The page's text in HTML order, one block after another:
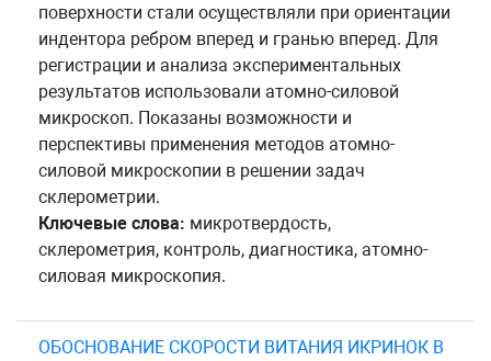
поверхности стали осуществляли при ориентации
индентора ребром вперед и гранью вперед. Для
регистрации и анализа экспериментальных
результатов использовали атомно-силовой
микроскоп. Показаны возможности и
перспективы применения методов атомно-
силовой микроскопии в решении задач
склерометрии.
Ключевые слова: микротвердость,
склерометрия, контроль, диагностика, атомно-
силовая микроскопия.
ОБОСНОВАНИЕ СКОРОСТИ ВИТАНИЯ ИКРИНОК В